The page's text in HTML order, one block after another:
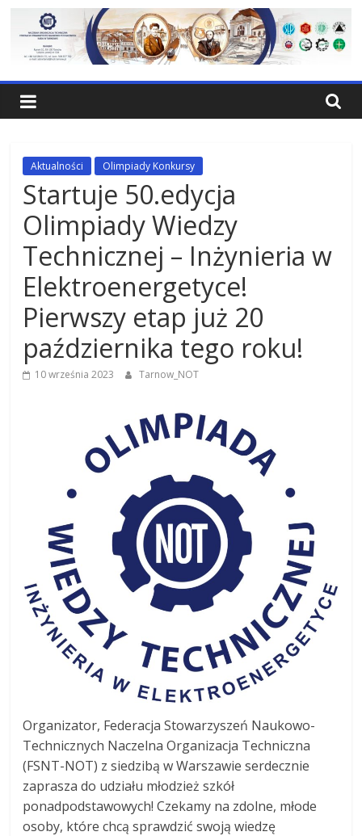
content
NOT
Tarnów
Federacja
Stowarzyrzeń
Naukowo-
Technicznych
Rada
Tarnowie
Aktualności Olimpiady Konkursy
Startuje 50.edycja
Olimpiady Wiedzy
Technicznej – Inżynieria w
Elektroenergetyce!
Pierwszy etap już 20
października tego roku!
10 września 2023 Tarnow_NOT
Organizator, Federacja Stowarzyszeń Naukowo-
Technicznych Naczelna Organizacja Techniczna
(FSNT-NOT) z siedzibą w Warszawie serdecznie
zaprasza do udziału młodzież szkół
ponadpodstawowych! Czekamy na zdolne, młode
osoby, które chcą sprawdzić swoją wiedzę